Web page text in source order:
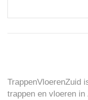
TrappenVloerenZuid
trappen en vloeren